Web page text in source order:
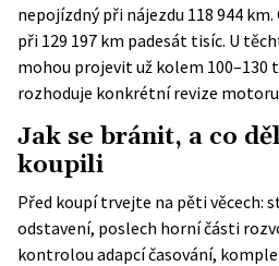
nepojízdný při nájezdu 118 944 km.
při 129 197 km padesát tisíc. U
mohou projevit už kolem
rozhoduje konkrétní revize
Jak se bránit, a co
koupili
Před koupí trvejte na pěti věcech:
odstavení, poslech horní části
kontrolou adapcí časování,